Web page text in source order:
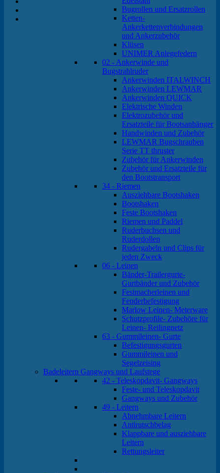
Bugrollen und Ersatzrollen
Ketten-
Ankerkettenverbindungen
und Ankerzubehör
Klüsen
UNIMER Anlegefedern
02 - Ankerwinde und
Bugstrahlruder
Ankerwinden ITALWINCH
Ankerwinden LEWMAR
Ankerwinden QUICK
Elektrische Winden
Elektrozubehör und
Ersatzteile für Bootsanhänger
Handwinden und Zubehör
LEWMAR Bugschrauben
Serie TT thruster
Zubehör für Ankerwinden
Zubehör und Ersatzteile für
den Bootstransport
34 - Riemen
Ausziehbare Bootshaken
Bootshaken
Feste Bootshaken
Riemen und Paddel
Ruderbuchsen und
Ruderdollen
Rudergabeln und Clips für
jeden Zweck
06 - Leinen
Bänder-Trailergurte-
Gurtbänder und Zubehör
Festmacherleinen und
Fenderbefestigung
Marlow Leinen- Meterware
Schutzprofile- Zubehöre für
Leinen- Reilingnetz
63 - Gummileinen- Gurte
Befestigungsgurten
Gummileinen und
Segelzeising
Badeleitern Gangways und Laufstege
42 - Teleskopdavit- Gangways
Feste- und Teleskopdavit
Gangways und Zubehör
49 - Leitern
Abnehmbare Leitern
Antirutschbelag
Klappbare und ausziehbare
Leitern
Rettungsleiter